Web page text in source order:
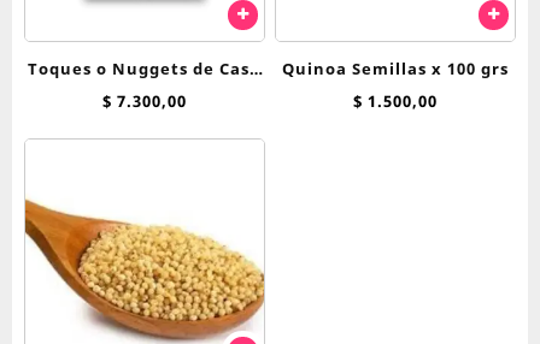
Toques o Nuggets de Casa
Vegana Lentejas
$ 7.300,00
Quinoa Semillas x 100 grs
$ 1.500,00